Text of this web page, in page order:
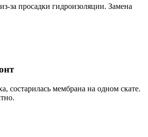
за просадки гидроизоляции. Замена
состарилась мембрана на одном скате.